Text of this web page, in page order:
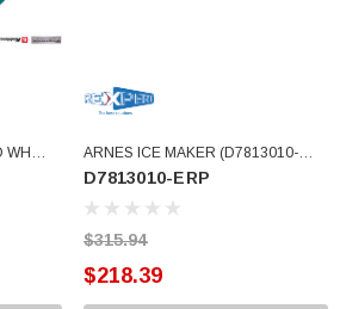
WH
ARNES ICE MAKER (D7813010-
ERP)
D7813010-ERP
$315.94
$218.39